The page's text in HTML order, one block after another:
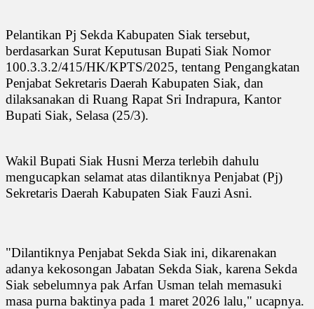
Pelantikan Pj Sekda Kabupaten Siak tersebut,
berdasarkan Surat Keputusan Bupati Siak Nomor
100.3.3.2/415/HK/KPTS/2025, tentang Pengangkatan
Penjabat Sekretaris Daerah Kabupaten Siak, dan
dilaksanakan di Ruang Rapat Sri Indrapura, Kantor
Bupati Siak, Selasa (25/3).
Wakil Bupati Siak Husni Merza terlebih dahulu
mengucapkan selamat atas dilantiknya Penjabat (Pj)
Sekretaris Daerah Kabupaten Siak Fauzi Asni.
"Dilantiknya Penjabat Sekda Siak ini, dikarenakan
adanya kekosongan Jabatan Sekda Siak, karena Sekda
Siak sebelumnya pak Arfan Usman telah memasuki
masa purna baktinya pada 1 maret 2026 lalu," ucapnya.